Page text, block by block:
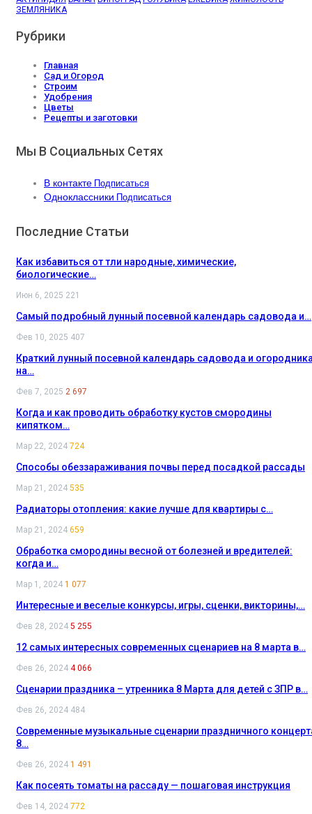
ЗЕМЛЯНИКА
Рубрики
Главная
Сад и Огород
Строим
Удобрения
Цветы
Рецепты и заготовки
Мы В Социальных Сетях
В контакте Подписаться
Одноклассники Подписаться
Последние Статьи
Как избавиться от тли народные, химические,
биологические…
Июн 6, 2025 221
Самый подробный лунный посевной календарь садовода и…
Фев 10, 2025 407
Краткий лунный посевной календарь садовода и
на…
Фев 7, 2025 2 697
Когда и как проводить обработку кустов смородины
кипятком…
Мар 22, 2024 724
Способы обеззараживания почвы перед посадкой рассады
Мар 21, 2024 535
Радиаторы отопления: какие лучше для квартиры с…
Мар 21, 2024 659
Обработка смородины весной от болезней и вредителей:
когда и…
Мар 1, 2024 1 077
Интересные и веселые конкурсы, игры, сценки, викторины,…
Фев 28, 2024 5 255
12 самых интересных современных сценариев на 8 марта в…
Фев 26, 2024 4 066
Сценарии праздника – утренника 8 Марта для детей с ЗПР в…
Фев 26, 2024 484
Современные музыкальные сценарии праздничного
8…
Фев 26, 2024 1 491
Как посеять томаты на рассаду — пошаговая инструкция
Фев 14, 2024 772